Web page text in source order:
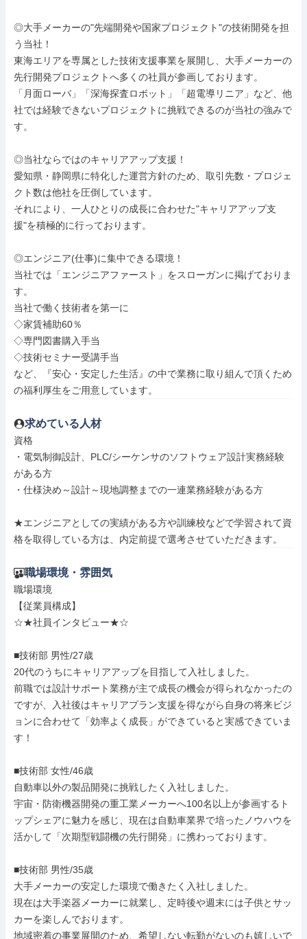
◎大手メーカーの"先端開発や国家プロジェクト"の技術開発を担
う当社！
東海エリアを専属とした技術支援事業を展開し、大手メーカーの
先行開発プロジェクトへ多くの社員が参画しております。
「月面ローバ」「深海探査ロボット」「超電導リニア」など、他
社では経験できないプロジェクトに挑戦できるのが当社の強みで
す。
◎当社ならではのキャリアアップ支援！
愛知県・静岡県に特化した運営方針のため、取引先数・プロジェ
クト数は他社を圧倒しています。
それにより、一人ひとりの成長に合わせた"キャリアアップ支
援"を積極的に行っております。
◎エンジニア(仕事)に集中できる環境！
当社では「エンジニアファースト」をスローガンに掲げておりま
す。
当社で働く技術者を第一に
◇家賃補助60％
◇専門図書購入手当
◇技術セミナー受講手当
など、『安心・安定した生活』の中で業務に取り組んで頂くため
の福利厚生をご用意しています。
求めている人材
資格
・電気制御設計、PLC/シーケンサのソフトウェア設計実務経験
がある方
・仕様決め～設計～現地調整までの一連業務経験がある方
★エンジニアとしての実績がある方や訓練校などで学習されて資
格を取得している方は、内定前提で選考させていただきます。
職場環境・雰囲気
職場環境
【従業員構成】
☆★社員インタビュー★☆
■技術部 男性/27歳
20代のうちにキャリアアップを目指して入社しました。
前職では設計サポート業務が主で成長の機会が得られなかったの
ですが、入社後はキャリアプラン支援を得ながら自身の将来ビジ
ョンに合わせて「効率よく成長」ができていると実感できていま
す！
■技術部 女性/46歳
自動車以外の製品開発に挑戦したく入社しました。
宇宙・防衛機器開発の重工業メーカーへ100名以上が参画するト
ップシェアに魅力を感じ、現在は自動車業界で培ったノウハウを
活かして「次期型戦闘機の先行開発」に携わっております。
■技術部 男性/35歳
大手メーカーの安定した環境で働きたく入社しました。
現在は大手楽器メーカーに就業し、定時後や週末には子供とサッ
カーを楽しんでおります。
地域密着の事業展開のため、希望しない転勤がないのも嬉しいで